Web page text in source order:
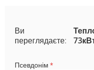
Ви
переглядаєте:
Псевдонім